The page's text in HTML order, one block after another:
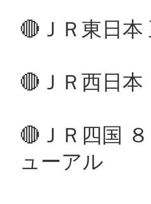
🔴ＪＲ東日
🔴ＪＲ西日
🔴ＪＲ四国
ューアル